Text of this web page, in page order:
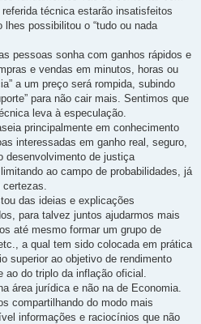
técnica estarão insatisfeitos
possibilitou o “tudo ou nada
pessoas sonha com ganhos rápidos e
e vendas em minutos, horas ou
a um preço será rompida, subindo
para não cair mais. Sentimos que
leva à especulação.
principalmente em conhecimento
interessadas em ganho real, seguro,
desenvolvimento de justiça
ao campo de probabilidades, já
das ideias e explicações
para talvez juntos ajudarmos mais
até mesmo formar um grupo de
a qual tem sido colocada em prática
superior ao objetivo de rendimento
do triplo da inflação oficial.
área jurídica e não na de Economia.
compartilhando do modo mais
informações e raciocínios que não